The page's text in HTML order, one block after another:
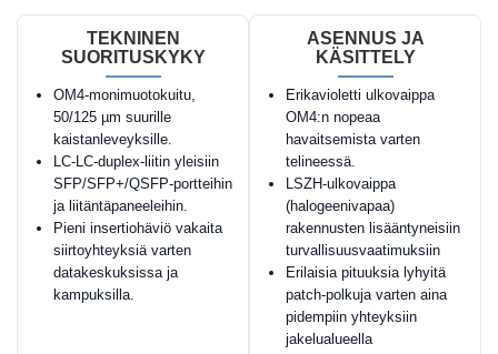
TEKNINEN
SUORITUSKYKY
OM4-monimuotokuitu,
50/125 µm suurille
kaistanleveyksille.
LC-LC-duplex-liitin yleisiin
SFP/SFP+/QSFP-portteihin
ja liitäntäpaneeleihin.
Pieni insertiohäviö vakaita
siirtoyhteyksiä varten
datakeskuksissa ja
kampuksilla.
ASENNUS JA
KÄSITTELY
Erikavioletti ulkovaippa
OM4:n nopeaa
havaitsemista varten
telineessä.
LSZH-ulkovaippa
(halogeenivapaa)
rakennusten lisääntyneisiin
turvallisuusvaatimuksiin
Erilaisia pituuksia lyhyitä
patch-polkuja varten aina
pidempiin yhteyksiin
jakelualueella